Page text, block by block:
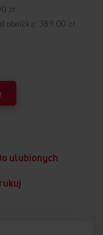
ulubionych
zł
obniżką: 389,00 zł